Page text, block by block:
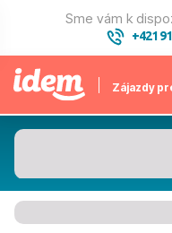
Sme vám k
+421
Zájazdy